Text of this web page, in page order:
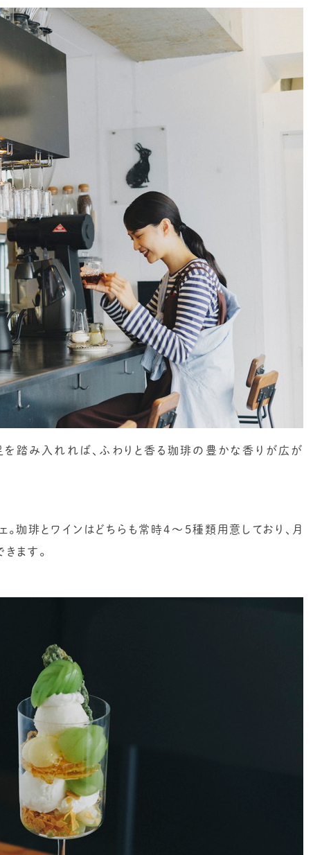
踏み入れれば、ふわりと香る珈琲の豊かな香りが広が
珈琲とワインはどちらも常時4～5種類用意しており、月
ます。